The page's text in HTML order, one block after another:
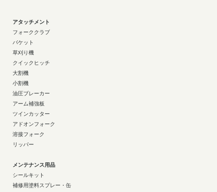
アタッチメント
フォーククラブ
バケット
草刈り機
クイックヒッチ
大割機
小割機
油圧ブレーカー
アーム補強板
ツインカッター
アドオンフォーク
溶接フォーク
リッパー
メンテナンス用品
シールキット
補修用塗料スプレー・缶